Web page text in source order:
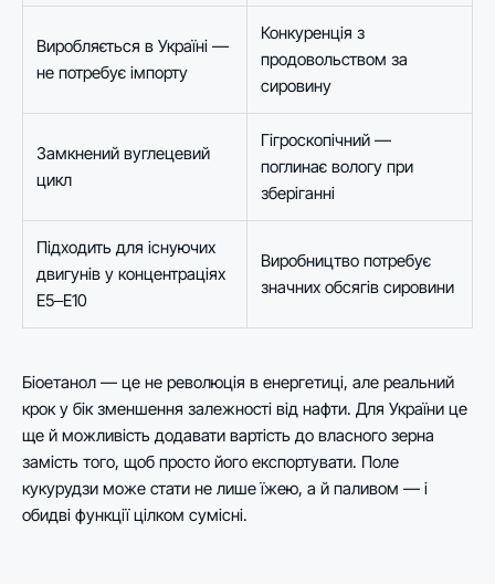
Виробляється в Україні —
не потребує імпорту
Конкуренція з
продовольством за
сировину
Замкнений вуглецевий
цикл
Гігроскопічний —
поглинає вологу при
зберіганні
Підходить для існуючих
двигунів у концентраціях
E5‒E10
Виробництво потребує
значних обсягів сировини
Біоетанол — це не революція в енергетиці, але реальний
крок у бік зменшення залежності від нафти. Для України це
ще й можливість додавати вартість до власного зерна
замість того, щоб просто його експортувати. Поле
кукурудзи може стати не лише їжею, а й паливом — і
обидві функції цілком сумісні.